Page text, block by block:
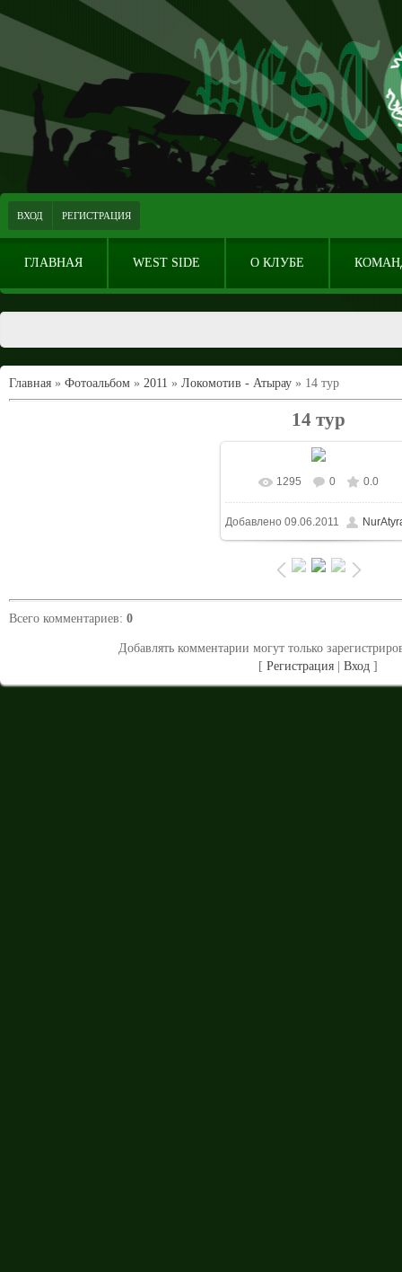
ВХОД РЕГИСТРАЦИЯ
ГЛАВНАЯ WEST SIDE О КЛУБЕ
Главная » Фотоальбом » 2011 » Локомотив - Атырау » 14 тур
14 тур
В реальном размере
/ 113.8Kb
1295 0 0.0
Добавлено 09.06.2011
Всего комментариев: 0
Добавлять комментарии могут только
[Регистрация |Вход ]